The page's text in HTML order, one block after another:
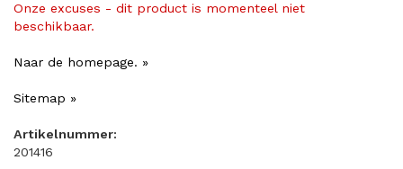
Onze excuses - dit product is momenteel niet
beschikbaar.
Naar de homepage. »
Sitemap »
Artikelnummer:
201416